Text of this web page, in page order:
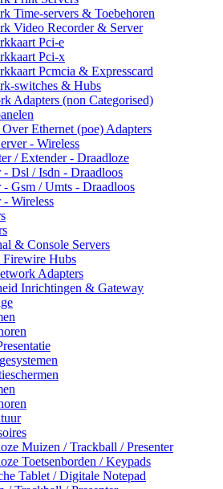
Time-servers & Toebehoren
Video Recorder & Server
Pci-e
Pci-x
Pcmcia & Expresscard
switches & Hubs
Adapters (non Categorised)
Ethernet (poe) Adapters
- Wireless
/ Extender - Draadloze
- Dsl / Isdn - Draadloos
- Gsm / Umts - Draadloos
- Wireless
& Console Servers
Hubs
Adapters
Inrichtingen & Gateway
Muizen / Trackball / Presenter
Toetsenborden / Keypads
Tablet / Digitale Notepad